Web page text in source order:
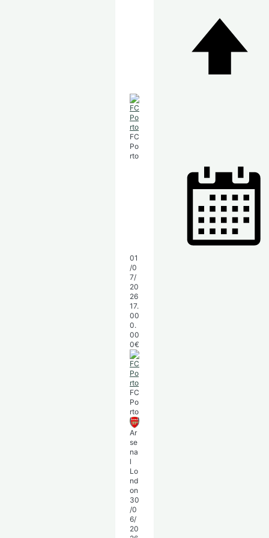
FC
Po
rto
01
/0
7/
20
26
17.
00
0.
00
0€
FC
Po
rto
Ar
se
na
l
Lo
nd
on
30
/0
6/
20